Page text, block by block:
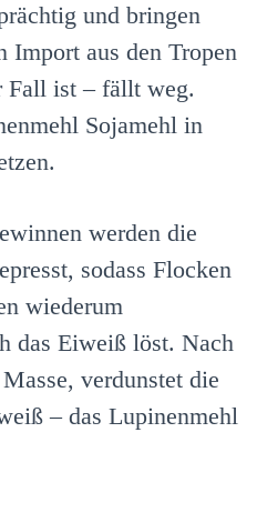
und bringen
Import aus den Tropen
Fall ist – fällt weg.
Sojamehl in
werden die
sodass Flocken
wiederum
das Eiweiß löst. Nach
verdunstet die
– das Lupinenmehl